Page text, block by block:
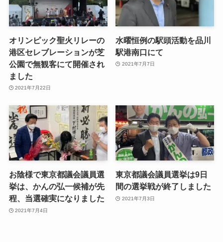
オリンピック聖火リレーの
港区セレブレーションが芝
公園で無観客にて開催され
ました
2021年7月22日
水曜恒例の駅頭活動を品川
駅港南口にて
2021年7月7日
お陰様で東京都議会議員選
挙は、かんの弘一候補が先
程、当選確実になりました
2021年7月4日
東京都議会議員選挙は9日
間の選挙戦が終了しました
2021年7月3日